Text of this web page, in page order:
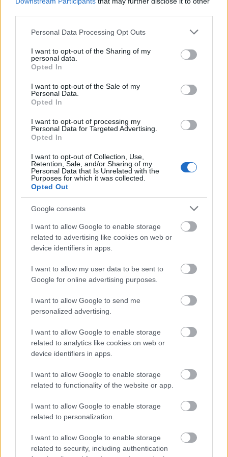
Please note that this website/app uses one or more Google
not limited to your visit or usage behaviour. You may click to
grant or deny consent to Google and its third-party tags to
use your data for below specified purposes in below Google
consent section.
Personal Data Processing Opt Outs
I want to opt-out of the Sharing of my
personal data.
Opted In
I want to opt-out of the Sale of my
Personal Data.
Opted In
I want to opt-out of processing my
Personal Data for Targeted Advertising.
Opted In
I want to opt-out of Collection, Use,
Retention, Sale, and/or Sharing of my
Personal Data that Is Unrelated with the
Purposes for which it was collected.
Opted Out
Google consents
I want to allow Google to enable storage
related to advertising like cookies on web or
device identifiers in apps.
I want to allow my user data to be sent to
Google for online advertising purposes.
I want to allow Google to send me
personalized advertising.
I want to allow Google to enable storage
related to analytics like cookies on web or
device identifiers in apps.
I want to allow Google to enable storage
related to functionality of the website or app.
I want to allow Google to enable storage
related to personalization.
I want to allow Google to enable storage
related to security, including authentication
A számok alapján két nagy esélyest
látunk a Nagy-Szín-Pad!
tehetségmutatón
RRRecorder•2018. április 23.
Facebook, Instagram, YouTube, Spotify, no meg a
koncertek: megnéztük a nyolc versenyző
legfontosabb adatait a május 2-án induló, ötödik
Nagy-Szín-Pad! tehetségmutató előtt.
az idei tehetségmutatóról tudni kell